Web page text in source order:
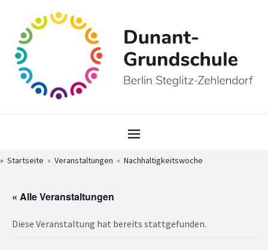
» Startseite » Veranstaltungen » Nachhaltigkeitswoche
« Alle Veranstaltungen
Diese Veranstaltung hat bereits stattgefunden.